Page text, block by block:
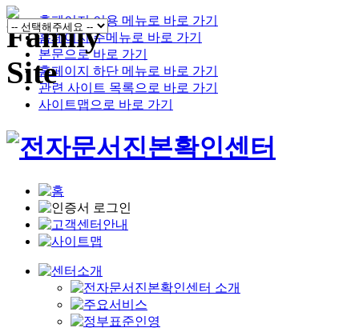
홈페이지 이용 메뉴로 바로 가기
홈페이지 주메뉴로 바로 가기
본문으로 바로 가기
홈페이지 하단 메뉴로 바로 가기
관련 사이트 목록으로 바로 가기
사이트맵으로 바로 가기